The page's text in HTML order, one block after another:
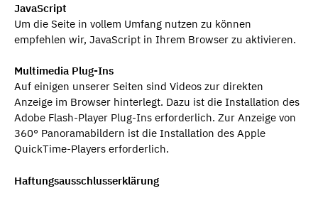
JavaScript
Um die Seite in vollem Umfang nutzen zu können
empfehlen wir, JavaScript in Ihrem Browser zu aktivieren.
Multimedia Plug-Ins
Auf einigen unserer Seiten sind Videos zur direkten
Anzeige im Browser hinterlegt. Dazu ist die Installation des
Adobe Flash-Player Plug-Ins erforderlich. Zur Anzeige von
360° Panoramabildern ist die Installation des Apple
QuickTime-Players erforderlich.
Haftungsausschlusserklärung